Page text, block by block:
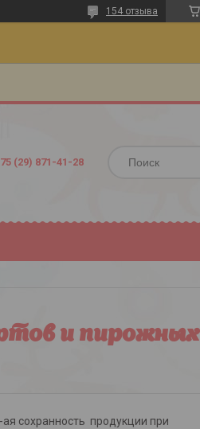
154 отзыва
(29) 871-41-28
и пирожных
сохранность продукции при